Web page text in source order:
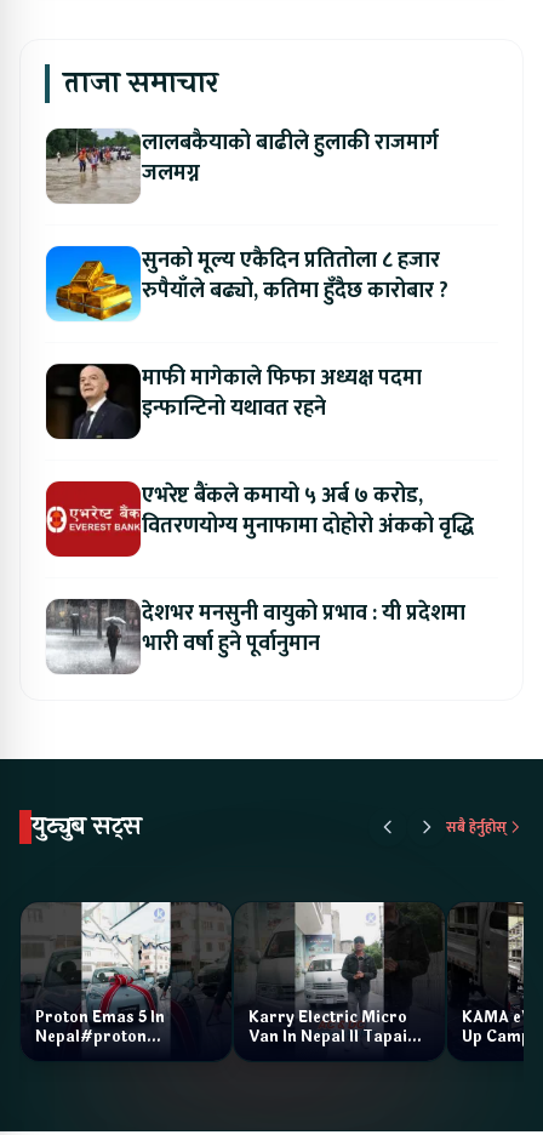
ताजा समाचार
लालबकैयाको बाढीले हुलाकी राजमार्ग
जलमग्न
सुनको मूल्य एकैदिन प्रतितोला ८ हजार
रुपैयाँले बढ्यो, कतिमा हुँदैछ कारोबार ?
माफी मागेकाले फिफा अध्यक्ष पदमा
इन्फान्टिनो यथावत रहने
एभरेष्ट बैंकले कमायो ५ अर्ब ७ करोड,
वितरणयोग्य मुनाफामा दोहोरो अंकको वृद्धि
देशभर मनसुनी वायुको प्रभाव : यी प्रदेशमा
भारी वर्षा हुने पूर्वानुमान
युट्युब सट्स सबै हेर्नुहोस्
Proton Emas 5 In
Nepal#proton
#protonemas5#protonnepal#evcarnepal
Karry Electric Micro
Van In Nepal II Tapaiko
Bazar II Jankari
KAMA eV
Up Camp